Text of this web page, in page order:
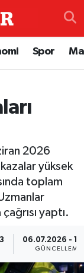
Spor
2026
yüksek
toplam
yaptı.
06.07.2026 -
GÜNCELLEME